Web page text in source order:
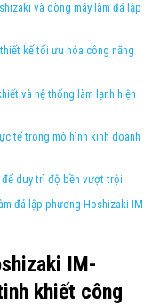
và dòng máy làm đá lập
kế tối ưu hóa công năng
và hệ thống làm lạnh hiện
tế trong mô hình kinh doanh
duy trì độ bền vượt trội
đá lập phương Hoshizaki IM-
IM-
khiết công